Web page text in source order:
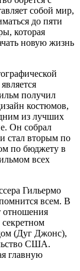
собой мир,
до пяти
которая
новую жизнь
получил
костюмов,
из лучших
Он собрал
стал вторым по
по бюджету в
всех
Гильермо
всем. В
отношения
(Дуг Джонс),
США.
главную